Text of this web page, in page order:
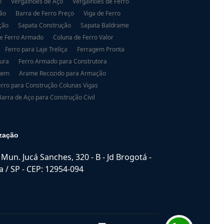
Barra de Ferro Preço
Viga de Ferro
Sapata Construção
Sapata Baldrame
Ferro Armado
Coluna de Ferro Valor
Ferro para Laje Treliça
Ferragem Pronta
Ferro Armado para Construtora
Arame Recozido para Armação
para Construção Colunas Vigas
de Aço para Construção Civil
Jucá Sanches, 320 - B - Jd Brogotá -
/ SP - CEP: 12954-094